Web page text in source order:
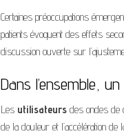
Certaines préoccupations
patients évoquent des effets
discussion ouverte sur
Dans l’ensemble,
Les utilisateurs des ondes de
de la douleur et l’accélération